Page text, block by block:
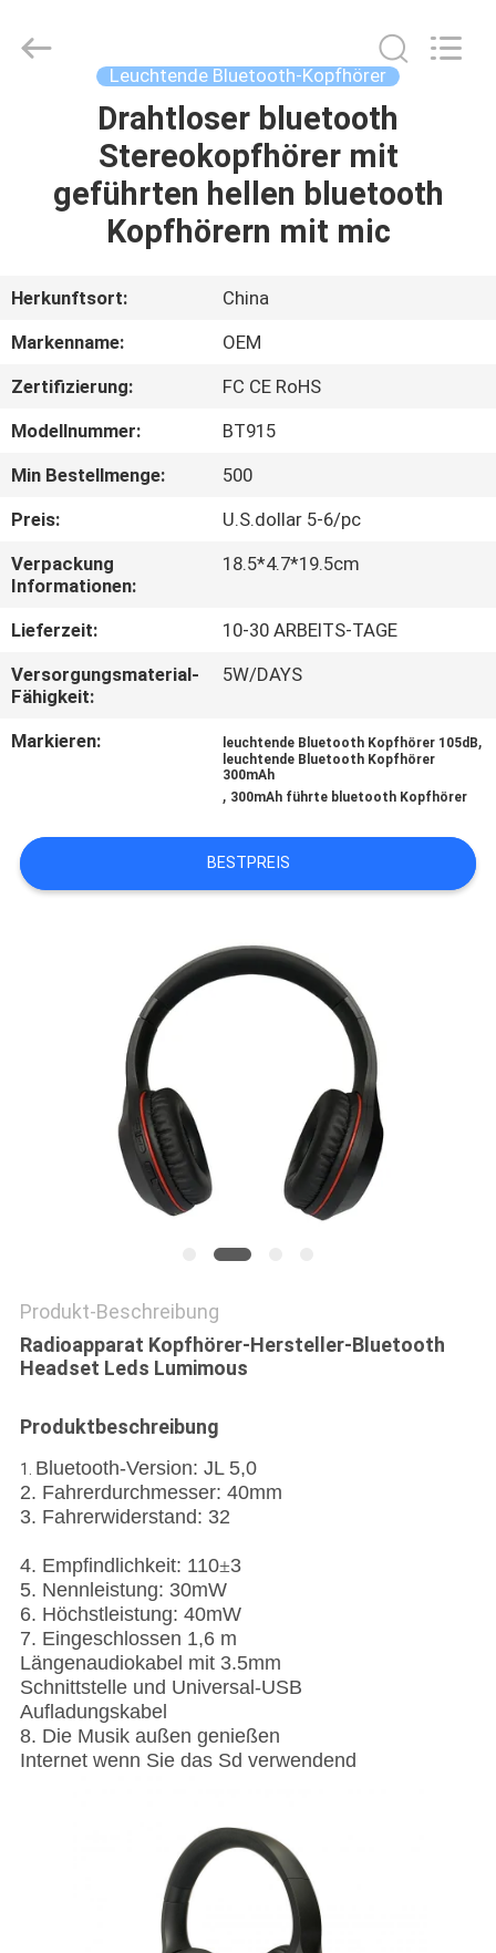
PRODUKTE
UNS
AUSFLUG
QUALITÄTSKONTROLLE
TRETEN
SIE
MIT
UNS
IN
VERBINDUNG
SIE
EIN
PRIVACY
Co,ltd.
Leuchtende Bluetooth-Kopfhörer
Drahtloser bluetooth
Stereokopfhörer mit
geführten hellen bluetooth
Kopfhörern mit mic
Herkunftsort:
China
Markenname:
OEM
Zertifizierung:
FC CE RoHS
Modellnummer:
BT915
Min Bestellmenge:
500
Preis:
U.S.dollar 5-6/pc
Verpackung
Informationen:
18.5*4.7*19.5cm
Lieferzeit:
10-30 ARBEITS-TAGE
Versorgungsmaterial-
Fähigkeit:
5W/DAYS
Markieren: leuchtende Bluetooth Kopfhörer 105dB,
leuchtende Bluetooth Kopfhörer
300mAh
, 300mAh führte bluetooth Kopfhörer
BESTPREIS
Produkt-Beschreibung
Radioapparat Kopfhörer-Hersteller-Bluetooth
Headset Leds Lumimous
Produktbeschreibung
1. Bluetooth-Version: JL 5,0
2. Fahrerdurchmesser: 40mm
3. Fahrerwiderstand: 32
4. Empfindlichkeit: 110±3
5. Nennleistung: 30mW
6. Höchstleistung: 40mW
7. Eingeschlossen 1,6 m
Längenaudiokabel mit 3.5mm
Schnittstelle und Universal-USB
Aufladungskabel
8. Die Musik außen genießen
Internet wenn Sie das Sd verwendend